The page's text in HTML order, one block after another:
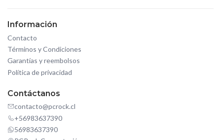
Información
Contacto
Términos y Condiciones
Garantías y reembolsos
Política de privacidad
Contáctanos
contacto@pcrock.cl
+56983637390
56983637390